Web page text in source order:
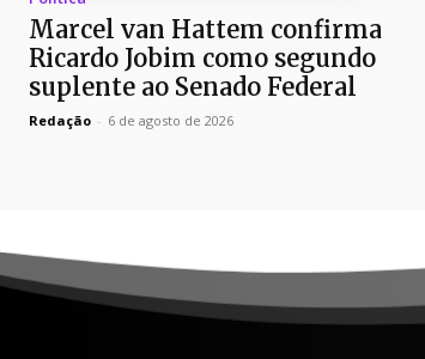
Marcel van Hattem confirma
Ricardo Jobim como segundo
suplente ao Senado Federal
Redação - 6 de agosto de 2026